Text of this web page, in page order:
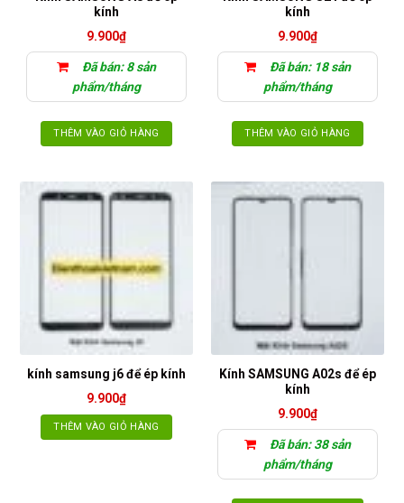
kính
9.900₫
Đã bán: 8 sản
phẩm/tháng
THÊM VÀO GIỎ HÀNG
kính
9.900₫
Đã bán: 18 sản
phẩm/tháng
THÊM VÀO GIỎ HÀNG
kính samsung j6 để ép kính
9.900₫
THÊM VÀO GIỎ HÀNG
Kính SAMSUNG A02s để ép
kính
9.900₫
Đã bán: 38 sản
phẩm/tháng